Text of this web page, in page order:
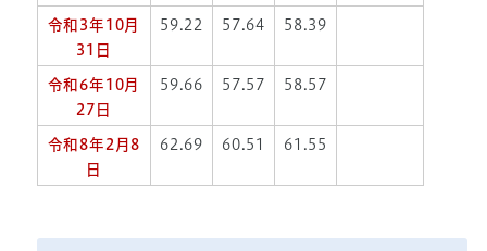
令和3年10月
31日
59.22 57.64 58.39
令和6年10月
27日
59.66 57.57 58.57
令和8年2月8
日
62.69 60.51 61.55